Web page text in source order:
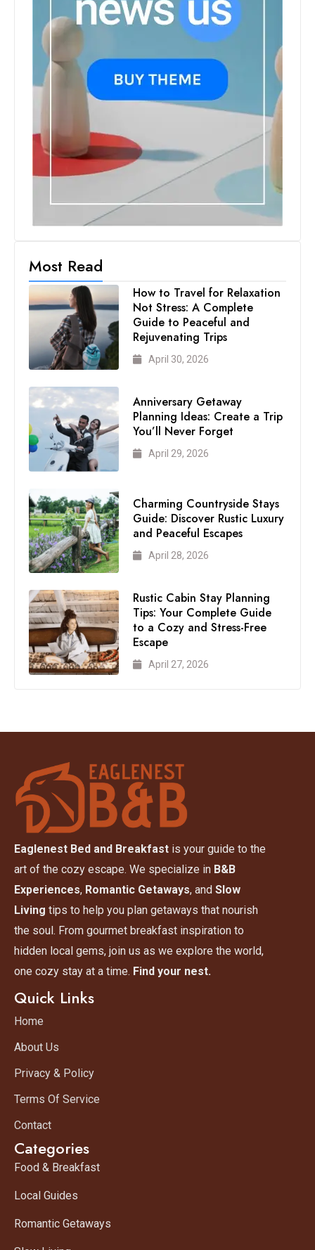
Most Read
How to Travel for Relaxation
Not Stress: A Complete
Guide to Peaceful and
Rejuvenating Trips
April 30, 2026
Anniversary Getaway
Planning Ideas: Create a Trip
You’ll Never Forget
April 29, 2026
Charming Countryside Stays
Guide: Discover Rustic Luxury
and Peaceful Escapes
April 28, 2026
Rustic Cabin Stay Planning
Tips: Your Complete Guide
to a Cozy and Stress-Free
Escape
April 27, 2026
Eaglenest Bed and Breakfast is your guide to the
art of the cozy escape. We specialize in B&B
Experiences, Romantic Getaways, and Slow
Living tips to help you plan getaways that nourish
the soul. From gourmet breakfast inspiration to
hidden local gems, join us as we explore the world,
one cozy stay at a time. Find your nest.
Quick Links
Home
About Us
Privacy & Policy
Terms Of Service
Contact
Categories
Food & Breakfast
Local Guides
Romantic Getaways